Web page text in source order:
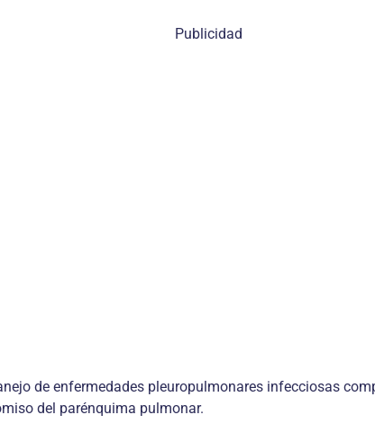
Publicidad
de enfermedades pleuropulmonares infecciosas
del parénquima pulmonar.